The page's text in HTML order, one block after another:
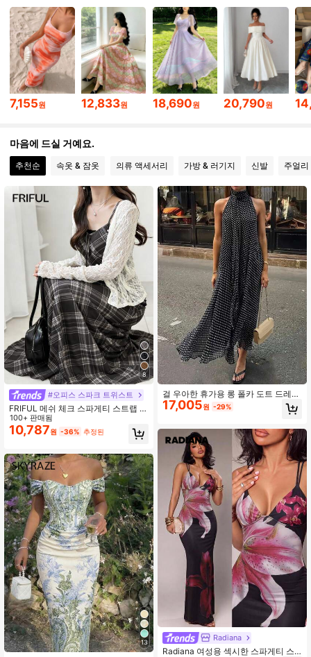
4.92 1.2M 팔로워
4.92 1.2M 팔로워
4.92 1.2M 팔로워
4.92 1.2M 팔로워
4.92 1.2M 팔로워
4.92 1.2M 팔로워
4.92 1.2M 팔로워
7,155원 12,833원 18,690원 20,790원
마음에 드실 거예요.
추천순 속옷 & 잠옷 의류 액세서리 가방 & 러기지 신발 주얼
8
#오피스 스파크 트위스트
FRIFUL 메쉬 체크 스파게티 스트랩 허
리 셔링 풀 스커트 캐주얼 활용도 높은
드레스
100+ 판매됨
10,787원 -36% 추정된
13
걸 우아한 휴가용 롱 폴카 도트 드레
스, 스탠드 칼라 타이 허리 민소매 비
대칭 헴 롱 폴카 도트 드레스, 도트 섹
티지 비치 홀리데이 캐주얼 데이트 봄/
여름 블랙, 프렌치 걸 스타일
17,005원 -29%
Radiana
Radiana 여성용 섹시한 스파게티 스